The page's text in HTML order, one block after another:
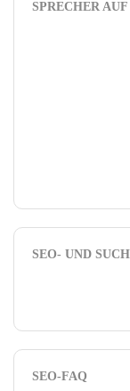
SPRECHER AUF
SEO- UND
SEO-FAQ